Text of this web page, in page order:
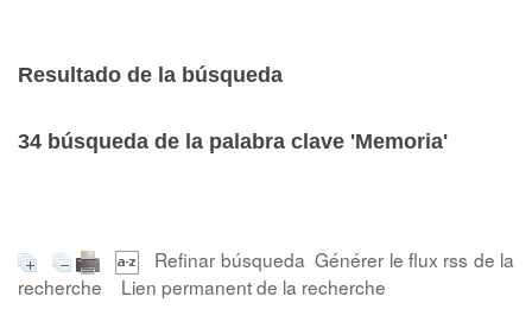
Resultado de la búsqueda
34 búsqueda de la palabra clave 'Memoria'
Refinar búsqueda Générer le flux rss de la
recherche
Lien permanent de la recherche